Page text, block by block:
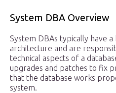
System DBA Overview
System DBAs typically have
architecture and are
technical aspects of a
upgrades and patches to fix
that the database works
system.